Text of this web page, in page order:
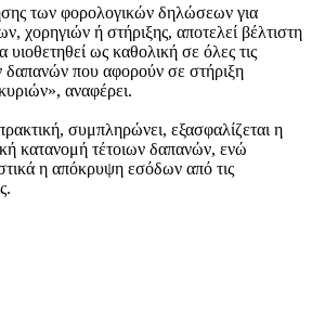
των φορολογικών δηλώσεων για
χορηγιών ή στήριξης, αποτελεί βέλτιστη
υιοθετηθεί ως καθολική σε όλες τις
δαπανών που αφορούν σε στήριξη
αναφέρει.
συμπληρώνει, εξασφαλίζεται η
κατανομή τέτοιων δαπανών, ενώ
η απόκρυψη εσόδων από τις